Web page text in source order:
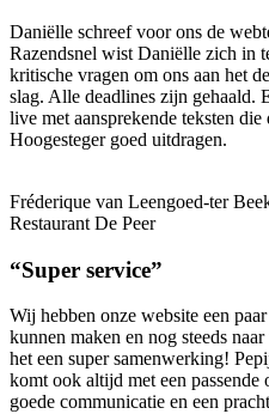
Daniëlle schreef voor ons de
Razendsnel wist Daniëlle zich in
kritische vragen om ons aan het
slag. Alle deadlines zijn gehaald.
live met aansprekende teksten
Hoogesteger goed uitdragen.
Fréderique van Leengoed-ter
Restaurant De Peer
“Super service”
Wij hebben onze website een
kunnen maken en nog steeds
het een super samenwerking!
komt ook altijd met een
goede communicatie en een